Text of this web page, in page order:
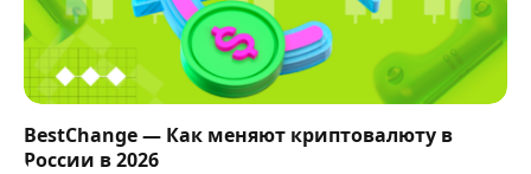
BestChange — Как меняют криптовалюту в
России в 2026